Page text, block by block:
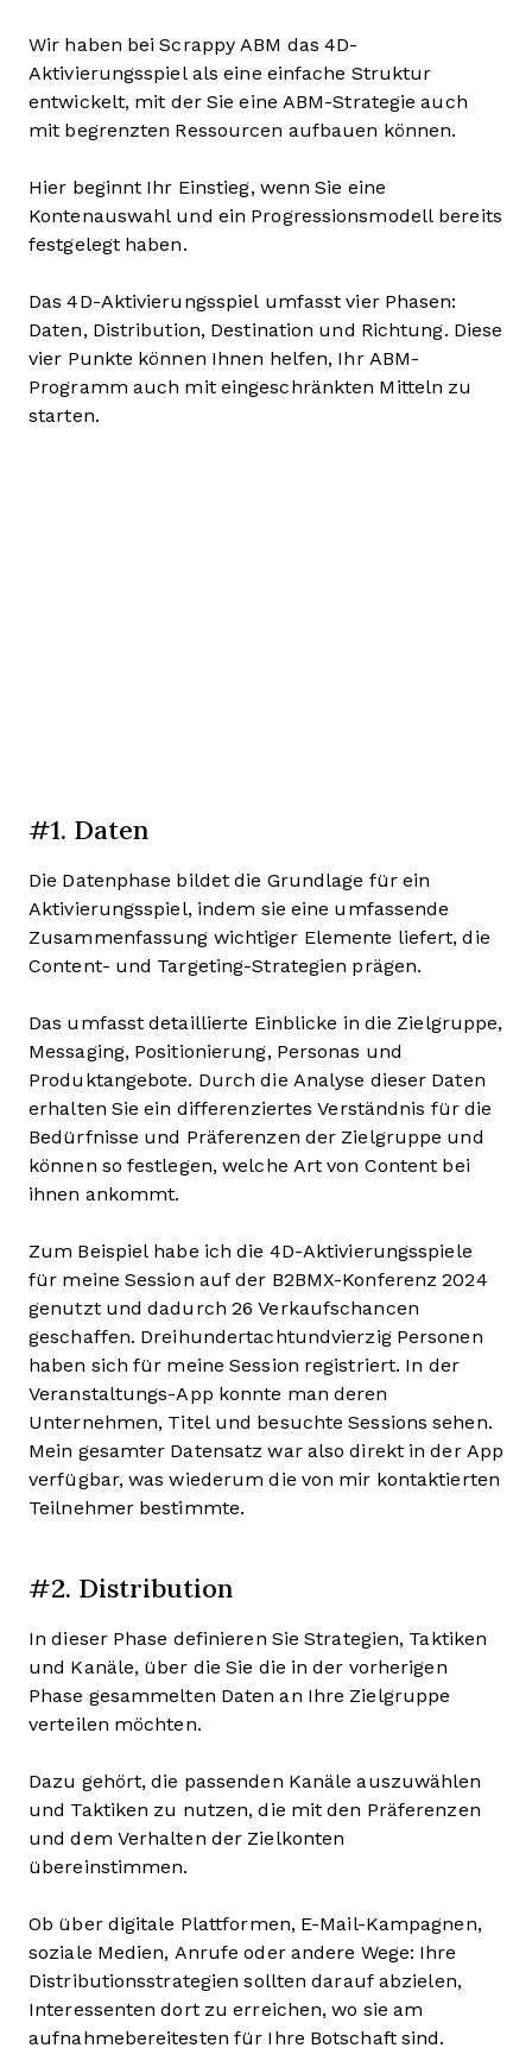
Wir haben bei Scrappy ABM das 4D-
Aktivierungsspiel als eine einfache Struktur
entwickelt, mit der Sie eine ABM-Strategie auch
mit begrenzten Ressourcen aufbauen können.
Hier beginnt Ihr Einstieg, wenn Sie eine
Kontenauswahl und ein Progressionsmodell bereits
festgelegt haben.
Das 4D-Aktivierungsspiel umfasst vier Phasen:
Daten, Distribution, Destination und Richtung. Diese
vier Punkte können Ihnen helfen, Ihr ABM-
Programm auch mit eingeschränkten Mitteln zu
starten.
#1. Daten
Die Datenphase bildet die Grundlage für ein
Aktivierungsspiel, indem sie eine umfassende
Zusammenfassung wichtiger Elemente liefert, die
Content- und Targeting-Strategien prägen.
Das umfasst detaillierte Einblicke in die Zielgruppe,
Messaging, Positionierung, Personas und
Produktangebote. Durch die Analyse dieser Daten
erhalten Sie ein differenziertes Verständnis für die
Bedürfnisse und Präferenzen der Zielgruppe und
können so festlegen, welche Art von Content bei
ihnen ankommt.
Zum Beispiel habe ich die 4D-Aktivierungsspiele
für meine Session auf der B2BMX-Konferenz 2024
genutzt und dadurch 26 Verkaufschancen
geschaffen. Dreihundertachtundvierzig Personen
haben sich für meine Session registriert. In der
Veranstaltungs-App konnte man deren
Unternehmen, Titel und besuchte Sessions sehen.
Mein gesamter Datensatz war also direkt in der App
verfügbar, was wiederum die von mir kontaktierten
Teilnehmer bestimmte.
#2. Distribution
In dieser Phase definieren Sie Strategien, Taktiken
und Kanäle, über die Sie die in der vorherigen
Phase gesammelten Daten an Ihre Zielgruppe
verteilen möchten.
Dazu gehört, die passenden Kanäle auszuwählen
und Taktiken zu nutzen, die mit den Präferenzen
und dem Verhalten der Zielkonten
übereinstimmen.
Ob über digitale Plattformen, E-Mail-Kampagnen,
soziale Medien, Anrufe oder andere Wege: Ihre
Distributionsstrategien sollten darauf abzielen,
Interessenten dort zu erreichen, wo sie am
aufnahmebereitesten für Ihre Botschaft sind.